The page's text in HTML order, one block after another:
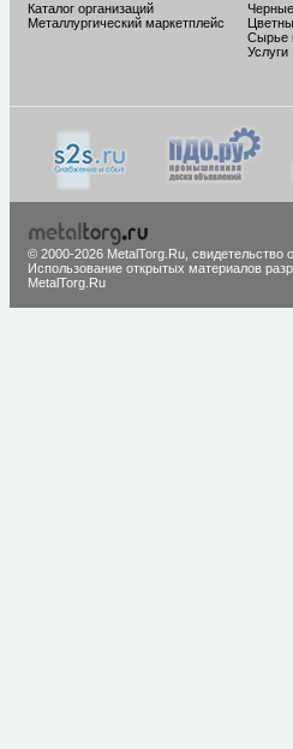
Каталог организаций
Металлургический маркетплейс
Сырье
Услуги
© 2000-2026 MetalTorg.Ru,
Использование открытых материалов
MetalTorg.Ru